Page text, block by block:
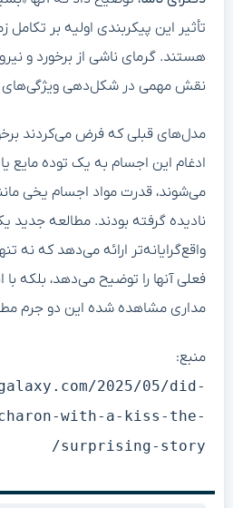
تأثیر این پیکربندی اولیه بر
هستند. گرمای ناشی از برخورد و
نقش مهمی در شکل‌دهی ویژگی‌های
مدل‌های قبلی که فرض می‌کردند
ادغام این اجسام به یک توده مایع
می‌شوند، قدرت مواد اجسام یخی
نادیده گرفته بودند. مطالعه
واقع‌گرایانه‌تر ارائه می‌دهد که نه
فعلی آنها را توضیح می‌دهد، بلکه با
مداری مشاهده شده این دو جرم
منبع:
2025/05/did-
with-a-kiss-the-
surprising-story/